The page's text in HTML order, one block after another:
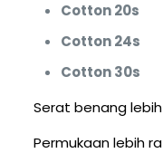
Cotton 20s
Cotton 24s
Cotton 30s
Serat benang lebih
Permukaan lebih